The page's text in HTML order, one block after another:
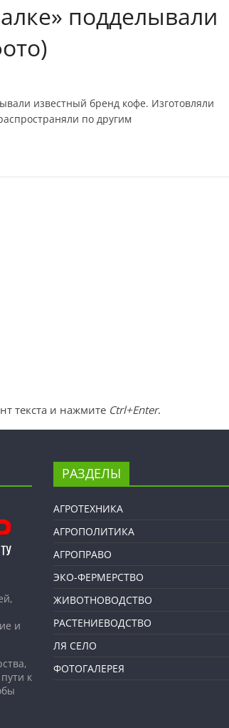
подделывали
известный бренд кофе. Изготовляли
по другим
текста и нажмите Ctrl+Enter.
и
к
РАЗДЕЛЫ
АГРОТЕХНИКА
АГРОПОЛИТИКА
АГРОПРАВО
ЭКО-ФЕРМЕРСТВО
ЖИВОТНОВОДСТВО
РАСТЕНИЕВОДСТВО
ЛЯ СЕЛО
ФОТОГАЛЕРЕЯ